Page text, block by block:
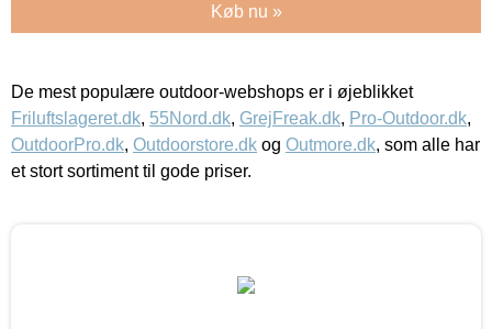
Køb nu »
De mest populære outdoor-webshops er i øjeblikket
Friluftslageret.dk, 55Nord.dk, GrejFreak.dk, Pro-Outdoor.dk,
OutdoorPro.dk, Outdoorstore.dk og Outmore.dk, som alle har
et stort sortiment til gode priser.